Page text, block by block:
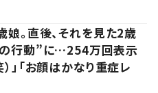
。直後、それを見た2歳
行動”に…254万回表示
）」「お顔はかなり重症レ